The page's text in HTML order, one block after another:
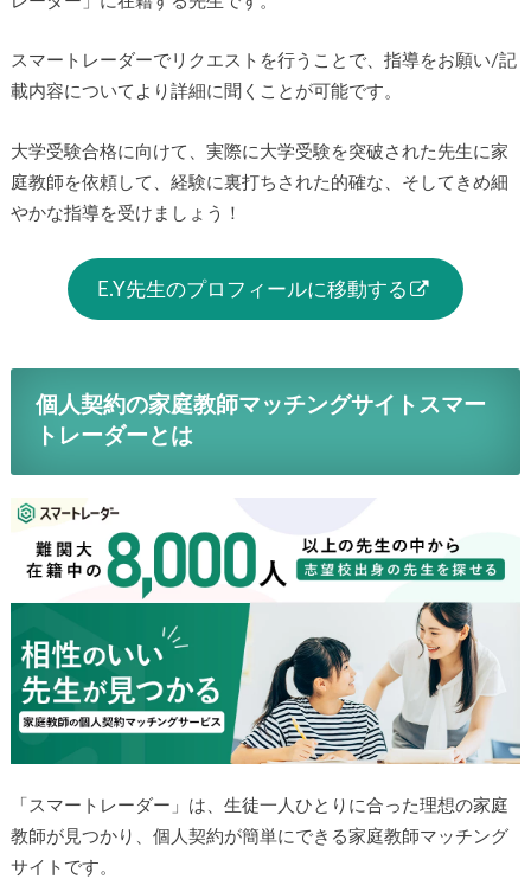
スマートレーダーでリクエストを行うことで、指導をお願い/記
載内容についてより詳細に聞くことが可能です。
大学受験合格に向けて、実際に大学受験を突破された先生に家
庭教師を依頼して、経験に裏打ちされた的確な、そしてきめ細
やかな指導を受けましょう！
E.Y先生のプロフィールに移動する
個人契約の家庭教師マッチングサイトスマー
トレーダーとは
「スマートレーダー」は、生徒一人ひとりに合った理想の家庭
教師が見つかり、個人契約が簡単にできる家庭教師マッチング
サイトです。